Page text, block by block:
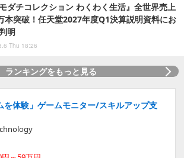
モダチコレクション わくわく生活』全世界売上
本突破！任天堂2027年度Q1決算説明資料にお
明
Thu 18:26
ランキングをもっと見る
を体験」ゲームモニター/スキルアップ支